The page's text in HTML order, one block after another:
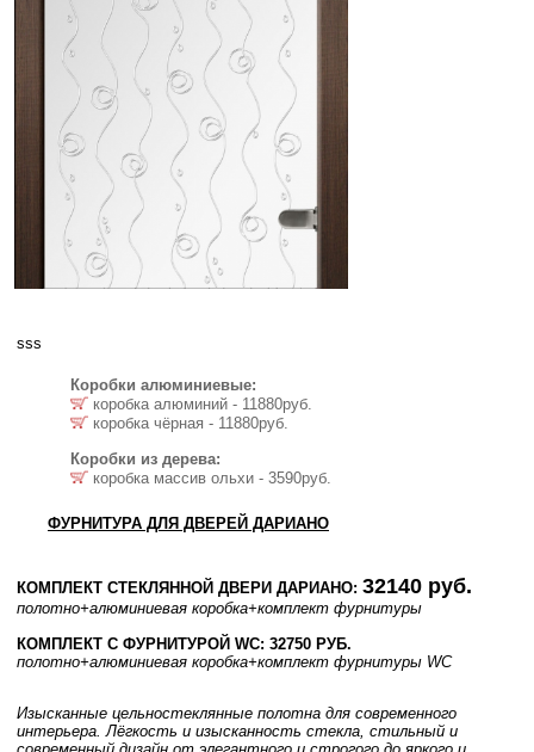
sss
Коробки алюминиевые:
коробка алюминий - 11880руб.
коробка чёрная - 11880руб.
Коробки из дерева:
коробка массив ольхи - 3590руб.
ФУРНИТУРА ДЛЯ ДВЕРЕЙ ДАРИАНО
КОМПЛЕКТ СТЕКЛЯННОЙ ДВЕРИ ДАРИАНО: 32140 руб.
полотно+алюминиевая коробка+комплект фурнитуры
КОМПЛЕКТ С ФУРНИТУРОЙ WC: 32750 РУБ.
полотно+алюминиевая коробка+комплект фурнитуры WC
Изысканные цельностеклянные полотна для современного
интерьера. Лёгкость и изысканность стекла, стильный и